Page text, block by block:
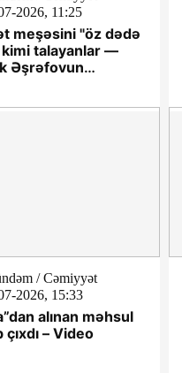
2026, 11:25
meşəsini "öz dədə
kimi talayanlar —
Əşrəfovun
/ Cəmiyyət
2026, 15:33
alınan məhsul
çıxdı – Video